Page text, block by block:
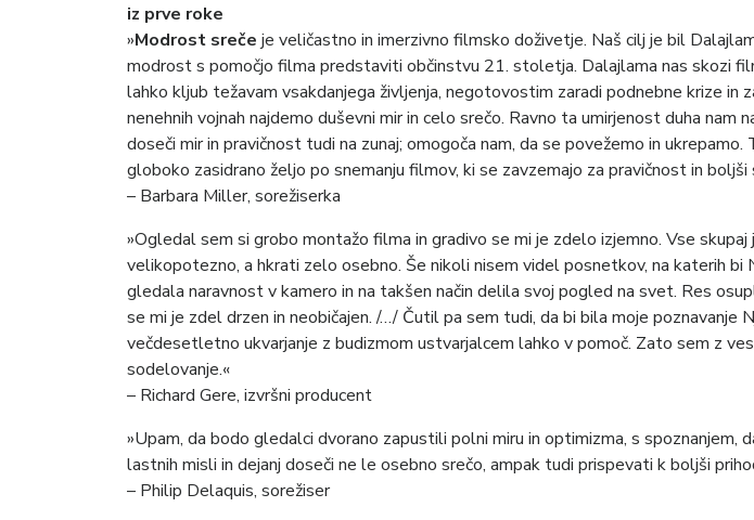
iz prve roke
»Modrost sreče je veličastno in imerzivno filmsko doživetje. Naš cilj je bil
modrost s pomočjo filma predstaviti občinstvu 21. stoletja. Dalajlama nas skozi
lahko kljub težavam vsakdanjega življenja, negotovostim zaradi podnebne krize in
nenehnih vojnah najdemo duševni mir in celo srečo. Ravno ta umirjenost duha nam
doseči mir in pravičnost tudi na zunaj; omogoča nam, da se povežemo in ukrepamo.
globoko zasidrano željo po snemanju filmov, ki se zavzemajo za pravičnost in boljši
– Barbara Miller, sorežiserka
»Ogledal sem si grobo montažo filma in gradivo se mi je zdelo izjemno. Vse
velikopotezno, a hkrati zelo osebno. Še nikoli nisem videl posnetkov, na katerih
gledala naravnost v kamero in na takšen način delila svoj pogled na svet. Res
se mi je zdel drzen in neobičajen. /…/ Čutil pa sem tudi, da bi bila moje poznavanje
večdesetletno ukvarjanje z budizmom ustvarjalcem lahko v pomoč. Zato sem z
sodelovanje.«
– Richard Gere, izvršni producent
»Upam, da bodo gledalci dvorano zapustili polni miru in optimizma, s spoznanjem,
lastnih misli in dejanj doseči ne le osebno srečo, ampak tudi prispevati k boljši
– Philip Delaquis, sorežiser